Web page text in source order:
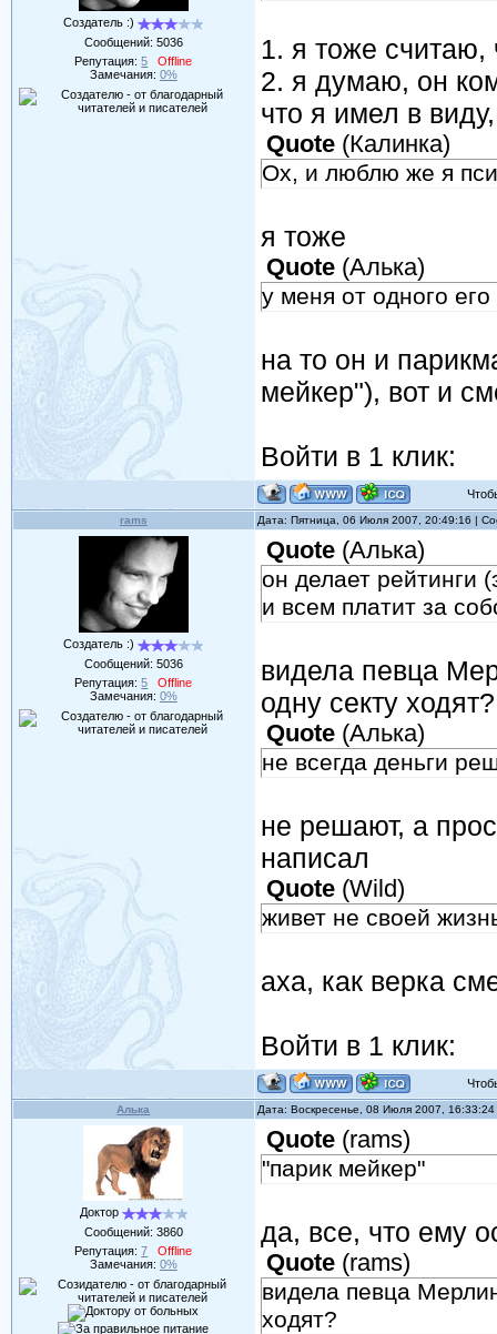
Создатель :)
Сообщений: 5036
Репутация:5
Offline
Замечания: 0%
1. я тоже считаю,
2. я думаю, он
что я имел в
Quote(Калинка)
Ох, и люблю же я
я тоже
Quote(Алька)
у меня от одного
на то он и
мейкер"), вот и
Войти в 1 клик:
rams Дата: Пятница, 06 Июля 2007, 20:49:16 |
Создатель :)
Сообщений: 5036
Репутация:5
Offline
Замечания: 0%
Quote(Алька)
он делает рейтинги
и всем платит за
видела певца
одну секту ходят?
Quote(Алька)
не всегда деньги
не решают, а
написал
Quote(Wild)
живет не своей
аха, как верка
Войти в 1 клик:
Алька Дата: Воскресенье, 08 Июля 2007,
Доктор
Сообщений: 3860
Репутация:7
Offline
Замечания: 0%
Quote(rams)
"парик мейкер"
да, все, что ему
Quote(rams)
видела певца
ходят?